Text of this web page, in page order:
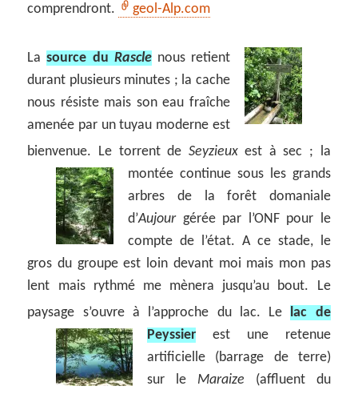
comprendront.
geol-Alp.com
Lasource du Rasclenous retient
durant plusieurs minutes ; la cache
nous résiste mais son eau fraîche
amenée par un tuyau moderne est
bienvenue. Le torrent de Seyzieuxest à sec ; la
montée continue sous les grands
arbres de la forêt domaniale
d’Aujourgérée par l’ONF pour le
compte de l’état. A ce stade, le
gros du groupe est loin devant moi mais mon pas
lent mais rythmé me mènera jusqu’au bout. Le
paysage s’ouvre à l’approche du lac. Le lac de
Peyssier est une retenue
artificielle (barrage de terre)
sur le Maraize (affluent du